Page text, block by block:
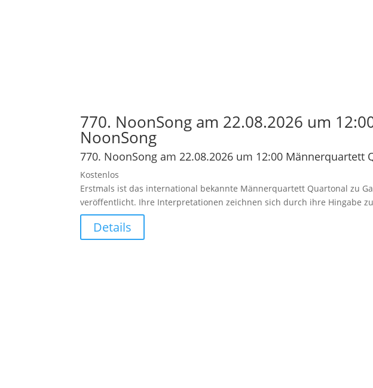
770. NoonSong am 22.08.2026 um
NoonSong
770. NoonSong am 22.08.2026 um 12:00 Männerquartett
Kostenlos
Erstmals ist das international bekannte Männerquartett Quartonal zu
veröffentlicht. Ihre Interpretationen zeichnen sich durch ihre Hingabe
Details